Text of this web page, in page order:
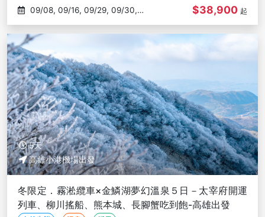
10/05
$38,900 起
5天
高雄小港機場出發
冬限定．霧淞纜車×金鱗湖夢幻溫泉５日－太宰府開運
列車、柳川搖船、熊本城、長腳蟹吃到飽-高雄出發